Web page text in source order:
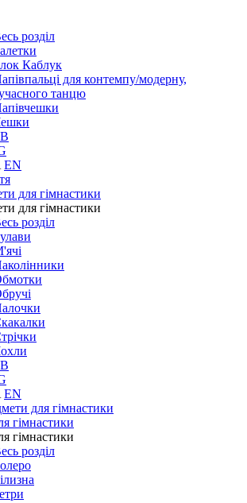
розділ
Каблук
для контемпу/модерну,
танцю
EN
для гімнастики
для гімнастики
розділ
EN
гімнастики
гімнастики
розділ